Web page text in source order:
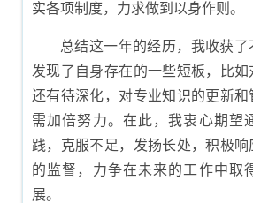
实各项制度，力求做到以身作则。
总结这一年的经历，我收获
发现了自身存在的一些短板，比
还有待深化，对专业知识的更新
需加倍努力。在此，我衷心期望
践，克服不足，发扬长处，积极响
的监督，力争在未来的工作中取
展。